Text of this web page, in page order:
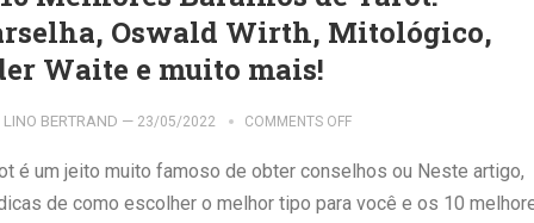
Oswald Wirth, Mitológico,
Waite e muito mais!
LINO BERTRAND — 23/05/2022 COMMENTS OFF
é um jeito muito famoso de obter conselhos ou Neste artigo,
de como escolher o melhor tipo para você e os 10